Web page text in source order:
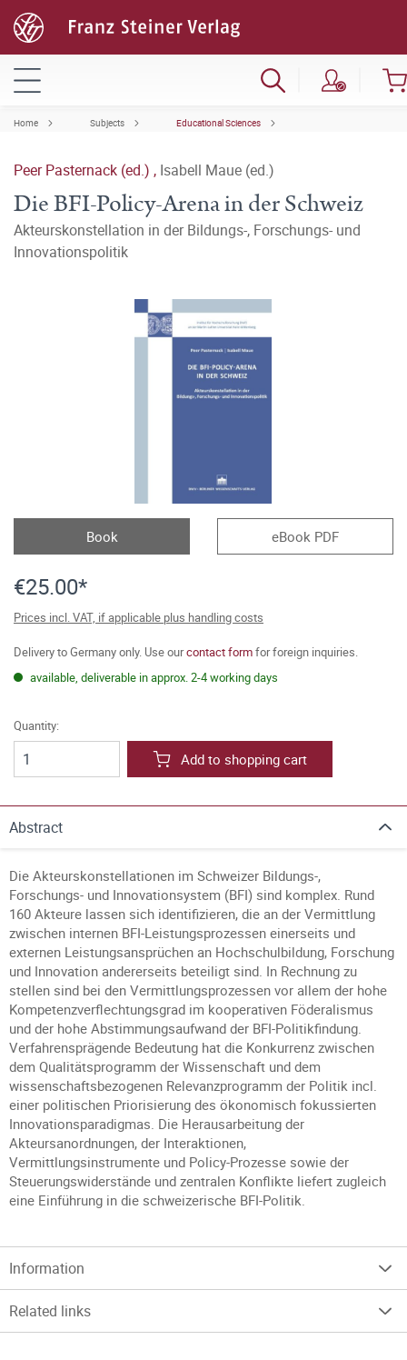
Home Subjects Educational Sciences
Peer Pasternack (ed.) , Isabell Maue (ed.)
Die BFI-Policy-Arena in der Schweiz
Akteurskonstellation in der Bildungs-, Forschungs- und
Innovationspolitik
Book eBook PDF
€25.00*
Prices incl. VAT, if applicable plus handling costs
Delivery to Germany only. Use ourcontact formfor foreign inquiries.
available, deliverable in approx. 2-4 working days
Quantity:
Add to shopping cart
Abstract
Die Akteurskonstellationen im Schweizer Bildungs-,
Forschungs- und Innovationsystem (BFI) sind komplex. Rund
160 Akteure lassen sich identifizieren, die an der Vermittlung
zwischen internen BFI-Leistungsprozessen einerseits und
externen Leistungsansprüchen an Hochschulbildung, Forschung
und Innovation andererseits beteiligt sind. In Rechnung zu
stellen sind bei den Vermittlungsprozessen vor allem der hohe
Kompetenzverflechtungsgrad im kooperativen Föderalismus
und der hohe Abstimmungsaufwand der BFI-Politikfindung.
Verfahrensprägende Bedeutung hat die Konkurrenz zwischen
dem Qualitätsprogramm der Wissenschaft und dem
wissenschaftsbezogenen Relevanzprogramm der Politik incl.
einer politischen Priorisierung des ökonomisch fokussierten
Innovationsparadigmas. Die Herausarbeitung der
Akteursanordnungen, der Interaktionen,
Vermittlungsinstrumente und Policy-Prozesse sowie der
Steuerungswiderstände und zentralen Konflikte liefert zugleich
eine Einführung in die schweizerische BFI-Politik.
Information
Related links